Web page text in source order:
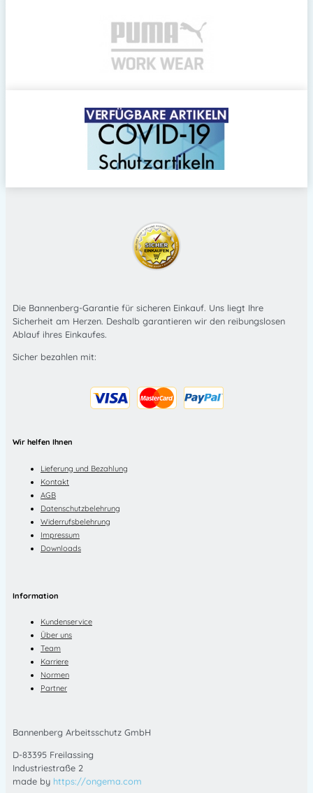
Die Bannenberg-Garantie für sicheren Einkauf. Uns liegt Ihre
Sicherheit am Herzen. Deshalb garantieren wir den reibungslosen
Ablauf ihres Einkaufes.
Sicher bezahlen mit:
Wir helfen Ihnen
Lieferung und Bezahlung
Kontakt
AGB
Datenschutzbelehrung
Widerrufsbelehrung
Impressum
Downloads
Information
Kundenservice
Über uns
Team
Karriere
Normen
Partner
Bannenberg Arbeitsschutz GmbH
D-83395 Freilassing
Industriestraße 2
made by https://ongema.com